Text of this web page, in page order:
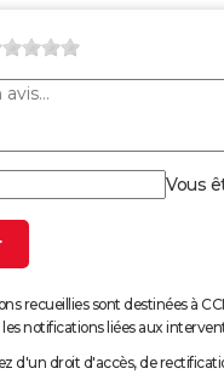
Vous
recueillies sont destinées à
notifications liées aux
d'un droit d'accès, de